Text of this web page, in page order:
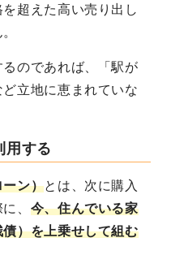
超えた高い売り出し
のであれば、「駅が
立地に恵まれていな
用する
ーン）とは、次に購入
、 今、住んでいる家
）を上乗せして組む